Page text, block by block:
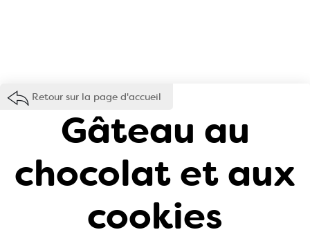
Retour sur la page d'accueil
Gâteau au
chocolat et aux
cookies